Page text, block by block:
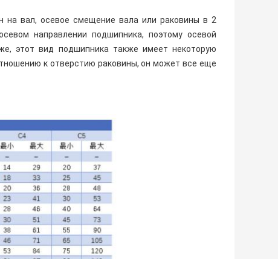
на вал, осевое смещение вала или раковины в 2
направлении подшипника, поэтому осевой
этот вид подшипника также имеет некоторую
к отверстию раковины, он может все еще